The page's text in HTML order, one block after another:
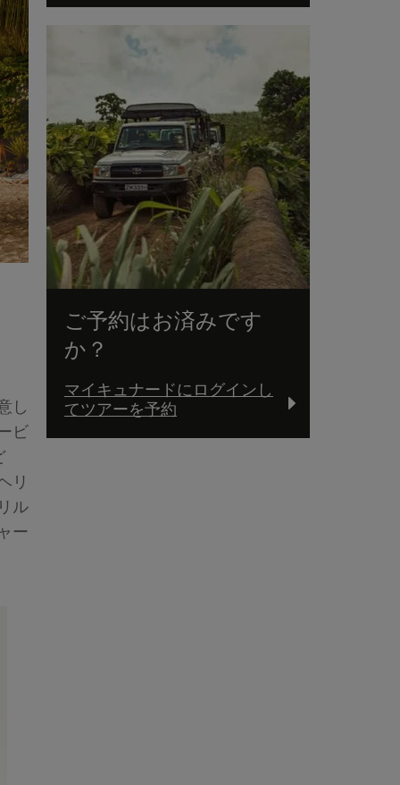
し
ビ
リ
ル
ー
ご予約はお済みです
か？
マイキュナードにログインし
てツアーを予約